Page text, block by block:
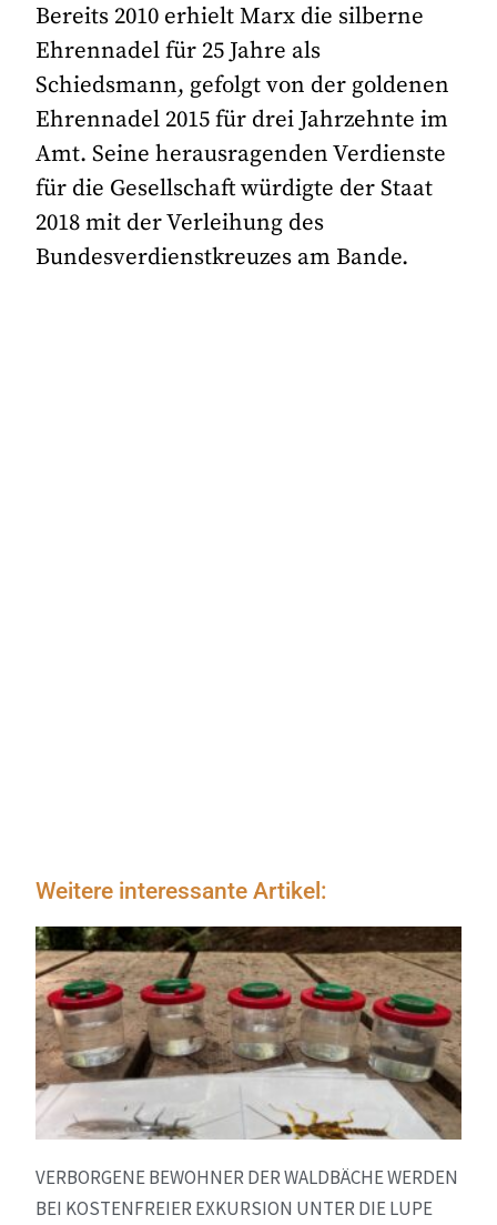
Bereits 2010 erhielt Marx die silberne
Ehrennadel für 25 Jahre als
Schiedsmann, gefolgt von der goldenen
Ehrennadel 2015 für drei Jahrzehnte im
Amt. Seine herausragenden Verdienste
für die Gesellschaft würdigte der Staat
2018 mit der Verleihung des
Bundesverdienstkreuzes am Bande.
Weitere interessante Artikel:
VERBORGENE BEWOHNER DER WALDBÄCHE WERDEN
BEI KOSTENFREIER EXKURSION UNTER DIE LUPE